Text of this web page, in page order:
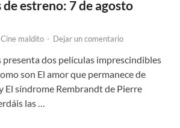
estreno: 7 de agosto
Cine maldito - Dejar un comentario
presenta dos películas imprescindibles
son El amor que permanece de
El síndrome Rembrandt de Pierre
las …